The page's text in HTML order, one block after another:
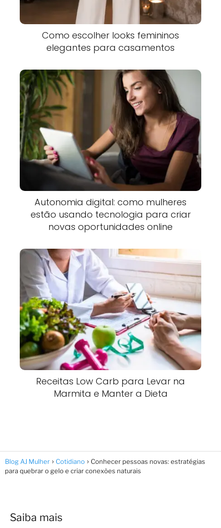
Como escolher looks femininos
elegantes para casamentos
Autonomia digital: como mulheres
estão usando tecnologia para criar
novas oportunidades online
Receitas Low Carb para Levar na
Marmita e Manter a Dieta
Blog AJ Mulher Cotidiano
Conhecer pessoas novas: estratégias
para quebrar o gelo e criar conexões naturais
Saiba mais